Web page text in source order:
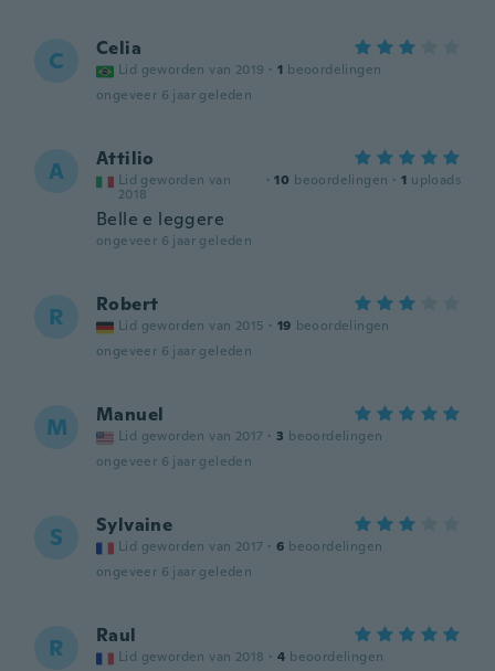
C Celia
Lid geworden van 2019 · 1 beoordelingen
ongeveer 6 jaar geleden
A Attilio
Lid geworden van
2018
· 10 beoordelingen · 1 uploads
Belle e leggere
ongeveer 6 jaar geleden
R Robert
Lid geworden van 2015 · 19 beoordelingen
ongeveer 6 jaar geleden
M Manuel
Lid geworden van 2017 · 3 beoordelingen
ongeveer 6 jaar geleden
S Sylvaine
Lid geworden van 2017 · 6 beoordelingen
ongeveer 6 jaar geleden
R Raul
Lid geworden van 2018 · 4 beoordelingen